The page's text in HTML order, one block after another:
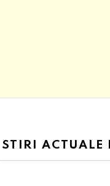
STIRI ACTUALE